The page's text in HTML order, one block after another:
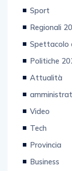
Sport
Regionali
Spettacolo
Politiche
Attualità
Video
Tech
Provincia
Business